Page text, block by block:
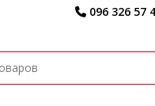
096 326 57